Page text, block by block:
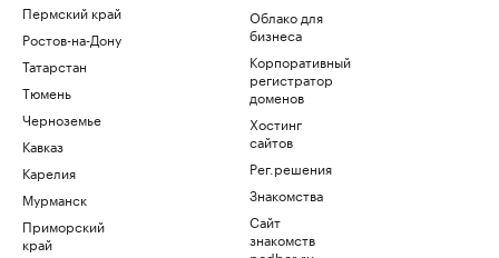
Пермский край
Ростов-на-Дону
Татарстан
Тюмень
Черноземье
Кавказ
Карелия
Мурманск
Приморский
край
Облако для
бизнеса
Корпоративный
регистратор
доменов
Хостинг
сайтов
Рег.решения
Знакомства
Сайт
знакомств